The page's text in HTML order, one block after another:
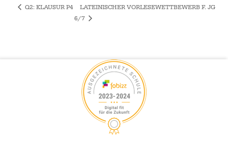
Q2: KLAUSUR P4
LATEINISCHER VORLESEWETTBEWERB F. JG
6/7